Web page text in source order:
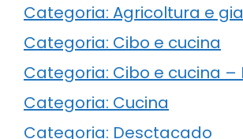
Categoria: Agricoltura e
Categoria: Cibo e cucina
Categoria: Cibo e cucina –
Categoria: Cucina
Categoria: Desctacado